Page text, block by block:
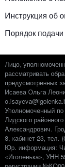
Инструкция об
Порядок
Лицо,
рассматривать
предусмотренных
Исаева Ольга
Уполномоченный
Лидского
Александрович.
8, кабинет 23, тел.
Юр. информация:
«Иголенька», УНН